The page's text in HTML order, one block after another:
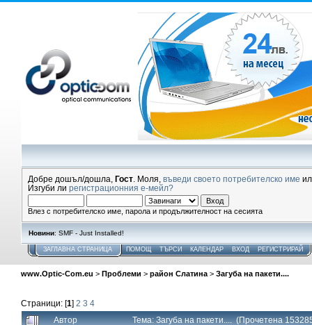
Добре дошъл/дошла, Гост . Моля, въведи своето потребителско име
Изгуби ли регистрационния е-мейл?
Влез с потребителско име, парола и продължителност на сесията
Новини: SMF - Just Installed!
ЗАГЛАВНА СТРАНИЦА ПОМОЩ ТЪРСИ КАЛЕНДАР ВХОД РЕГИСТРИРАЙ
www.Optic-Com.eu > Проблеми > район Слатина > Загуба на пакети....
Страници: [1] 2 3 4
Автор
Тема: Загуба на пакети.... (Прочетена